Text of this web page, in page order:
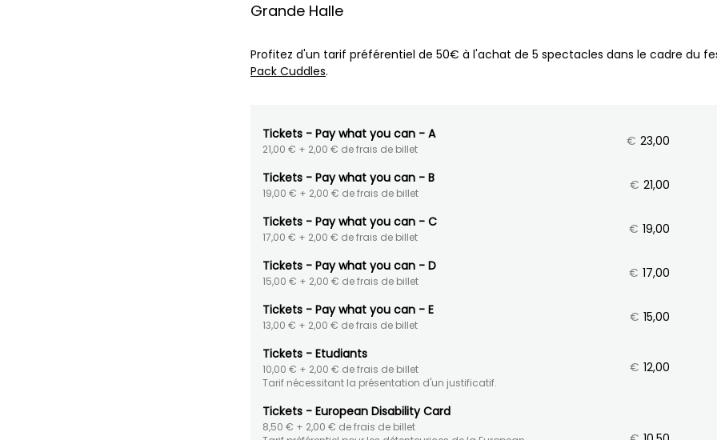
Grande Halle
Profitez d'un tarif préférentiel de 50€ à l'achat de 5 spectacles dans le cadre du
Pack Cuddles.
Tickets - Pay what you can - A
21,00 € + 2,00 € de frais de billet
€ 23,00
Tickets - Pay what you can - B
19,00 € + 2,00 € de frais de billet
€ 21,00
Tickets - Pay what you can - C
17,00 € + 2,00 € de frais de billet
€ 19,00
Tickets - Pay what you can - D
15,00 € + 2,00 € de frais de billet
€ 17,00
Tickets - Pay what you can - E
13,00 € + 2,00 € de frais de billet
€ 15,00
Tickets - Etudiants
10,00 € + 2,00 € de frais de billet
Tarif nécessitant la présentation d'un justificatif.
€ 12,00
Tickets - European Disability Card
8,50 € + 2,00 € de frais de billet